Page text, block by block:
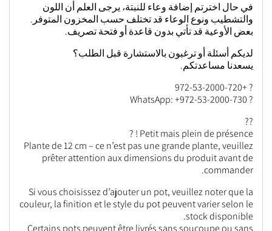
في حال اخترتم إضافة وعاء للنبتة، يرجى العلم أن اللون
والتشطيب ونوع الوعاء قد تختلف حسب المخزون المتوفر.
بعض الأوعية قد تأتي بدون قاعدة أو فتحة تصريف.
لديكم أسئلة أو ترغبون بالاستشارة قبل الطلب؟
يسعدنا مساعدتكم.
? +972-53-2000-720
? WhatsApp: +972-53-2000-730
??
Petit mais plein de présence ! ?
Plante de 12 cm – ce n’est pas une grande plante, veuillez
prêter attention aux dimensions du produit avant de
commander.
Si vous choisissez d’ajouter un pot, veuillez noter que la
couleur, la finition et le style du pot peuvent varier selon le
stock disponible.
Certains pots peuvent être livrés sans soucoupe ou sans